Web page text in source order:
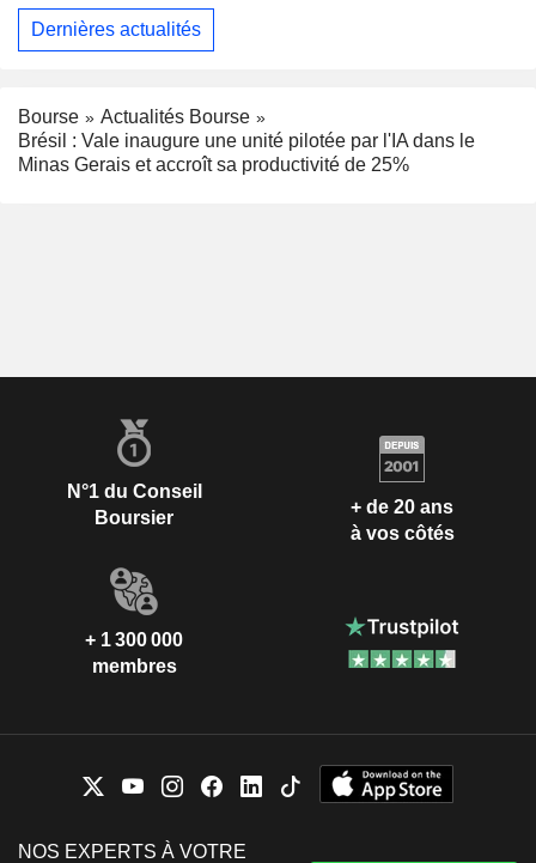
Dernières actualités
Bourse
Actualités Bourse
Brésil : Vale inaugure une unité pilotée par l'IA dans le
Minas Gerais et accroît sa productivité de 25%
N°1 du Conseil
Boursier
+ de 20 ans
à vos côtés
+ 1 300 000
membres
NOS EXPERTS À VOTRE